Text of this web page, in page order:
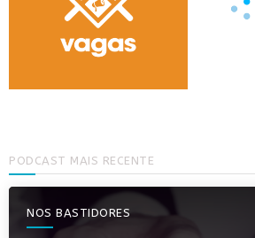
PODCAST MAIS RECENTE
NOS BASTIDORES